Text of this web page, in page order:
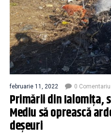
februarie 11, 2022 0 Comentariu
Primării din Ialomiţa,
Mediu să oprească
deşeuri